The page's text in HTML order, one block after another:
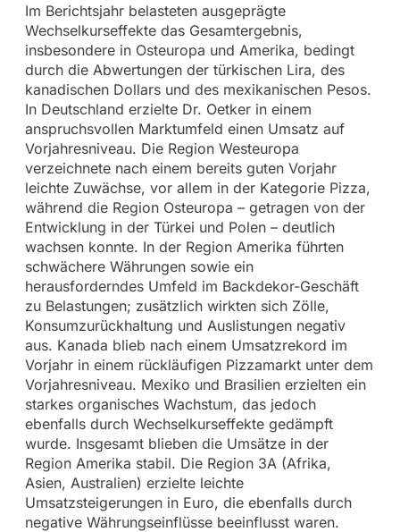
Im Berichtsjahr belasteten ausgeprägte
Wechselkurseffekte das Gesamtergebnis,
insbesondere in Osteuropa und Amerika, bedingt
durch die Abwertungen der türkischen Lira, des
kanadischen Dollars und des mexikanischen Pesos.
In Deutschland erzielte Dr. Oetker in einem
anspruchsvollen Marktumfeld einen Umsatz auf
Vorjahresniveau. Die Region Westeuropa
verzeichnete nach einem bereits guten Vorjahr
leichte Zuwächse, vor allem in der Kategorie Pizza,
während die Region Osteuropa – getragen von der
Entwicklung in der Türkei und Polen – deutlich
wachsen konnte. In der Region Amerika führten
schwächere Währungen sowie ein
herausforderndes Umfeld im Backdekor-Geschäft
zu Belastungen; zusätzlich wirkten sich Zölle,
Konsumzurückhaltung und Auslistungen negativ
aus. Kanada blieb nach einem Umsatzrekord im
Vorjahr in einem rückläufigen Pizzamarkt unter dem
Vorjahresniveau. Mexiko und Brasilien erzielten ein
starkes organisches Wachstum, das jedoch
ebenfalls durch Wechselkurseffekte gedämpft
wurde. Insgesamt blieben die Umsätze in der
Region Amerika stabil. Die Region 3A (Afrika,
Asien, Australien) erzielte leichte
Umsatzsteigerungen in Euro, die ebenfalls durch
negative Währungseinflüsse beeinflusst waren.